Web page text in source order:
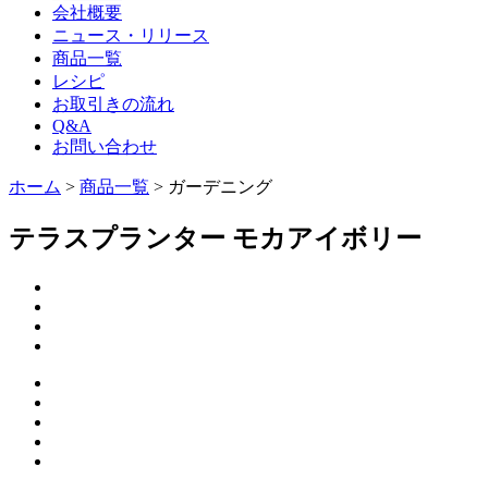
会社概要
ニュース・リリース
商品一覧
レシピ
お取引きの流れ
Q&A
お問い合わせ
ホーム > 商品一覧 > ガーデニング
テラスプランター モカアイボリー